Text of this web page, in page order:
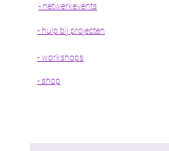
- netwerkevents
- hulp bij projecten
- workshops
- shop